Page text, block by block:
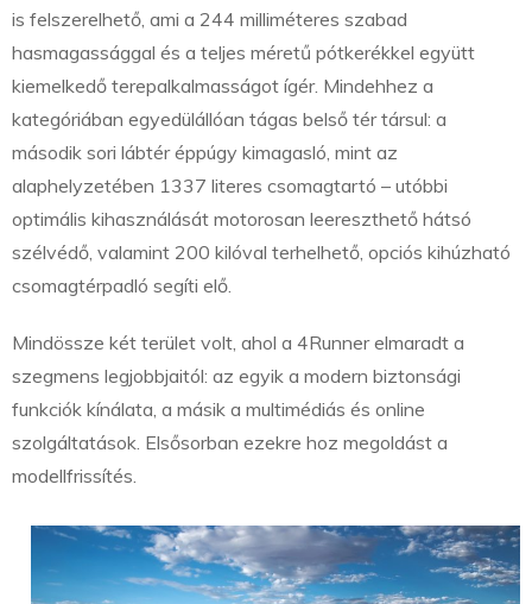
is felszerelhető, ami a 244 milliméteres szabad
hasmagassággal és a teljes méretű pótkerékkel együtt
kiemelkedő terepalkalmasságot ígér. Mindehhez a
kategóriában egyedülállóan tágas belső tér társul: a
második sori lábtér éppúgy kimagasló, mint az
alaphelyzetében 1337 literes csomagtartó – utóbbi
optimális kihasználását motorosan leereszthető hátsó
szélvédő, valamint 200 kilóval terhelhető, opciós kihúzható
csomagtérpadló segíti elő.
Mindössze két terület volt, ahol a 4Runner elmaradt a
szegmens legjobbjaitól: az egyik a modern biztonsági
funkciók kínálata, a másik a multimédiás és online
szolgáltatások. Elsősorban ezekre hoz megoldást a
modellfrissítés.